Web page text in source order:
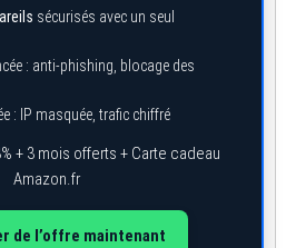
sécurisés avec un seul
: anti-phishing, blocage des
: IP masquée, trafic chiffré
+ 3 mois offerts + Carte cadeau
Amazon.fr
de l’offre maintenant